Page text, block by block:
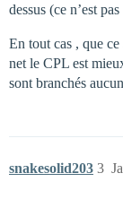
dessus (ce n’est
En tout cas , que
net le CPL est
sont branchés
snakesolid203 3